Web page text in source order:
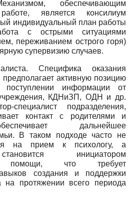
обеспечивающим
является консилиум
индивидуальный план работы
с острыми ситуациями
переживанием острого горя)
супервизию случаев.
Специфика оказания
активную позицию
поступлении информации от
учреждения, КДНиЗП, ОДН и др.
специалист подразделения,
контакт с родителями и
дальнейшее
В таком подходе часто не
на прием к психологу, а
инициатором
помощи, что требует
создания и поддержки
на протяжении всего периода